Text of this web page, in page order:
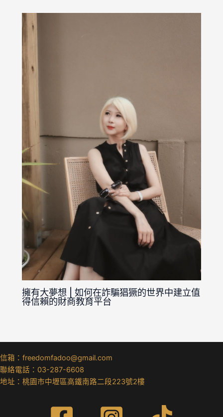
擁有大夢想 | 如何在詐騙猖獗的世界中建立值
得信賴的財商教育平台
信箱：freedomfadoo@gmail.com
聯絡電話：03-287-6608
地址：桃園市中壢區高鐵南路二段223號2樓